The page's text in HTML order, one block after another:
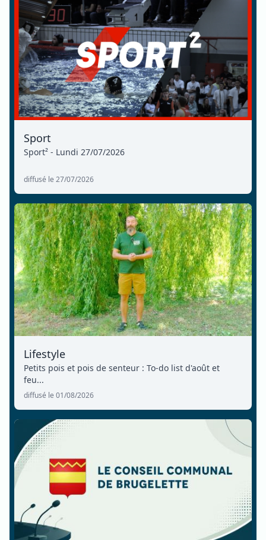
Sport
Sport² - Lundi 27/07/2026
diffusé le 27/07/2026
Lifestyle
Petits pois et pois de senteur : To-do list d'août et
feu...
diffusé le 01/08/2026